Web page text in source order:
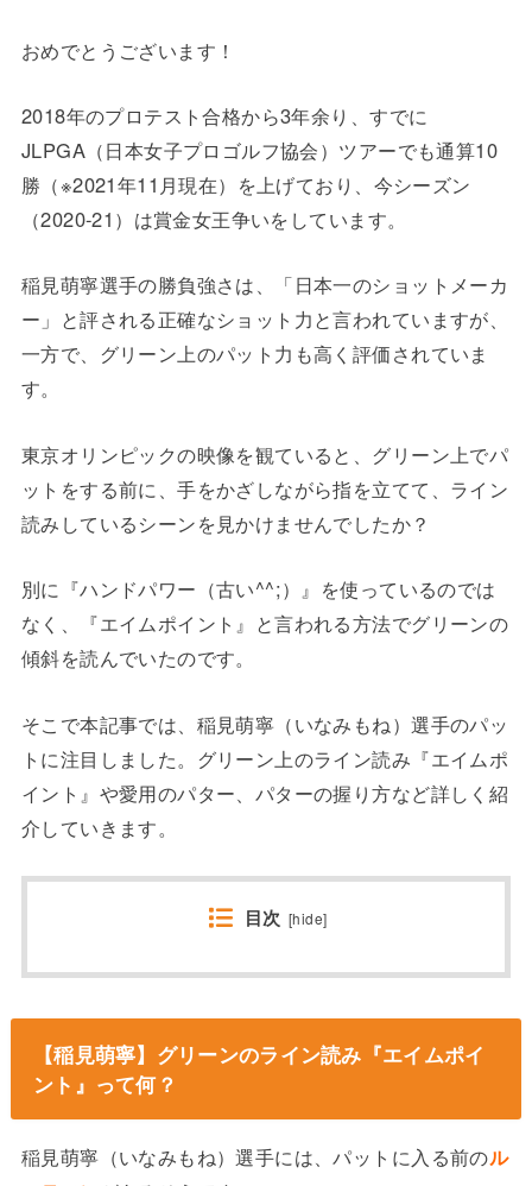
おめでとうございます！
2018年のプロテスト合格から3年余り、すでに
JLPGA（日本女子プロゴルフ協会）ツアーでも通算10
勝（※2021年11月現在）を上げており、今シーズン
（2020-21）は賞金女王争いをしています。
稲見萌寧選手の勝負強さは、「日本一のショットメーカ
ー」と評される正確なショット力と言われていますが、
一方で、グリーン上のパット力も高く評価されていま
す。
東京オリンピックの映像を観ていると、グリーン上でパ
ットをする前に、手をかざしながら指を立てて、ライン
読みしているシーンを見かけませんでしたか？
別に『ハンドパワー（古い^^;）』を使っているのでは
なく、『エイムポイント』と言われる方法でグリーンの
傾斜を読んでいたのです。
そこで本記事では、稲見萌寧（いなみもね）選手のパッ
トに注目しました。グリーン上のライン読み『エイムポ
イント』や愛用のパター、パターの握り方など詳しく紹
介していきます。
目次 [hide]
【稲見萌寧】グリーンのライン読み『エイムポイ
ント』って何？
稲見萌寧（いなみもね）選手には、パットに入る前のル